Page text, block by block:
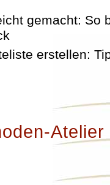
gemacht: So
erstellen:
Atelier